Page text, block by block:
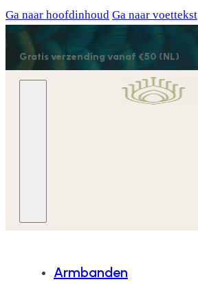
Ga naar hoofdinhoud Ga naar voettekst
Gratis verzending vanaf €50 (NL)
Armbanden